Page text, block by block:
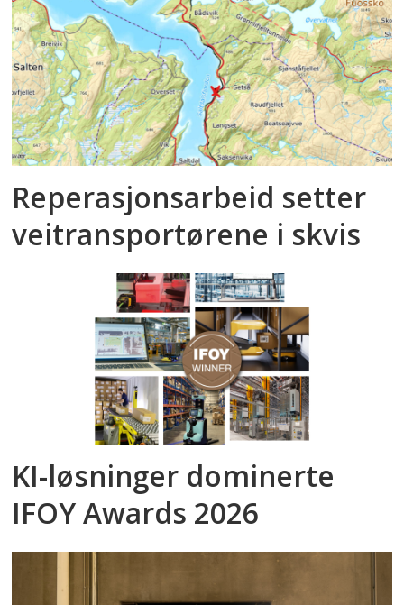
Reperasjonsarbeid setter
veitransportørene i skvis
KI-løsninger dominerte
IFOY Awards 2026